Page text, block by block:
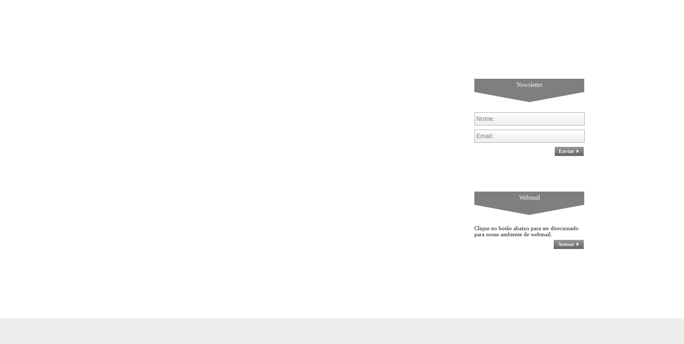
Newsletter
Enviar
Webmail
Clique no botão abaixo para ser direcionado
para nosso ambiente de webmail.
Acessar